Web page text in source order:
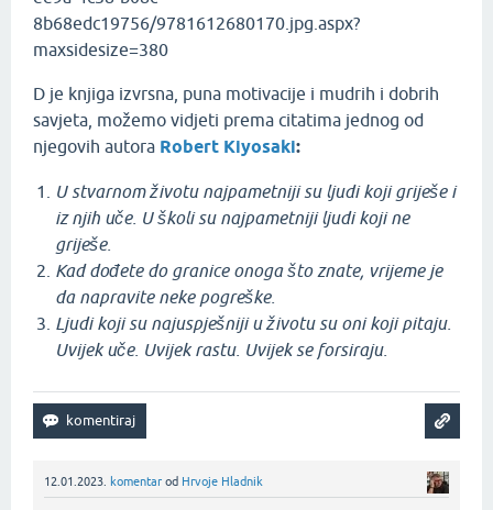
D je knjiga izvrsna, puna motivacije i mudrih i dobrih
savjeta, možemo vidjeti prema citatima jednog od
njegovih autora Robert Kiyosaki:
U stvarnom životu najpametniji su ljudi koji griješe i
iz njih uče. U školi su najpametniji ljudi koji ne
griješe.
Kad dođete do granice onoga što znate, vrijeme je
da napravite neke pogreške.
Ljudi koji su najuspješniji u životu su oni koji pitaju.
Uvijek uče. Uvijek rastu. Uvijek se forsiraju.
12.01.2023. komentar od Hrvoje Hladnik